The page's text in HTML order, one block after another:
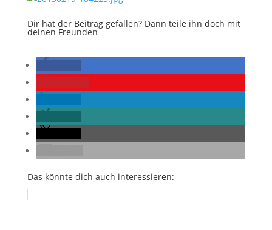
Dir hat der Beitrag gefallen? Dann teile ihn doch mit
deinen Freunden
Das könnte dich auch interessieren: